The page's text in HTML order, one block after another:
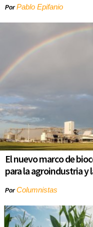
PorPablo Epifanio
El nuevo marco de
para la agroindustria y
PorColumnistas